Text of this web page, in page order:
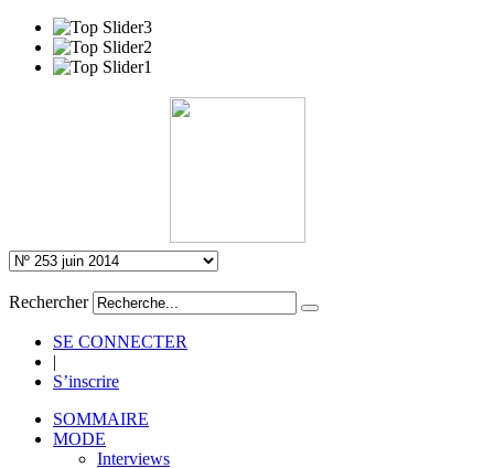
Rechercher
SE CONNECTER
|
S’inscrire
SOMMAIRE
MODE
Interviews